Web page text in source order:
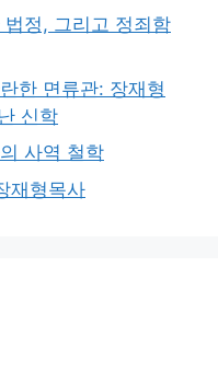
정, 그리고 정죄함
한 면류관: 장재형
신학
사역 철학
재형목사